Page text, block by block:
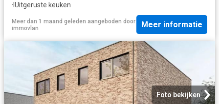
· IUitgeruste keuken
Meer dan 1 maand geleden aangeboden door
immovlan
Meer informatie
Foto bekijken